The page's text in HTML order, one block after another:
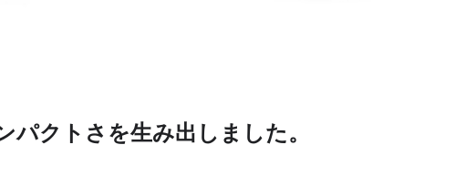
パクトさを生み出しました。